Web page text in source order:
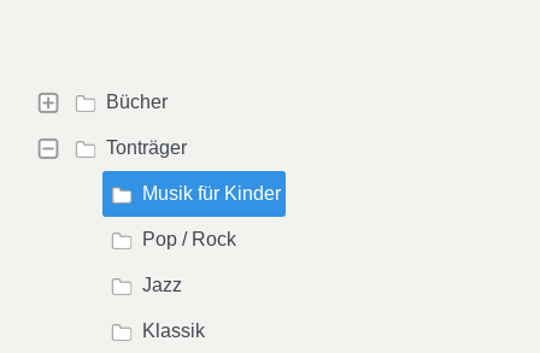
Bücher
Tonträger
Musik für Kinder
Pop / Rock
Jazz
Klassik